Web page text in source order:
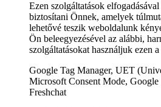
Ezen szolgáltatások
biztosítani Önnek, amelyek
lehetővé teszik weboldalunk
Ön beleegyezésével az alábbi,
szolgáltatásokat használjuk ezen
Google Tag Manager, UET
Microsoft Consent Mode,
Freshchat